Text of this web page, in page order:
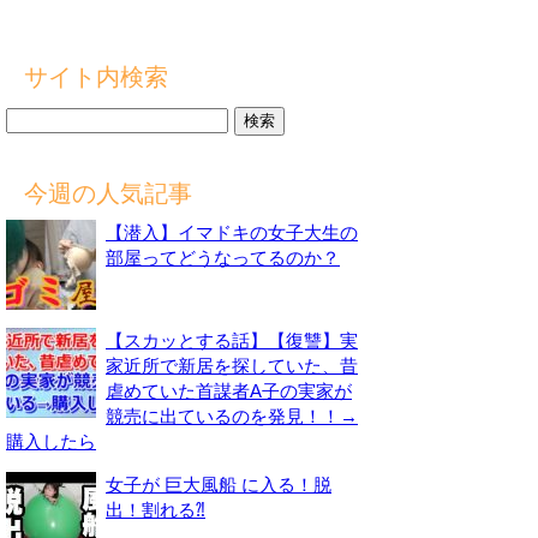
サイト内検索
今週の人気記事
【潜入】イマドキの女子大生の
部屋ってどうなってるのか？
【スカッとする話】【復讐】実
家近所で新居を探していた、昔
虐めていた首謀者A子の実家が
競売に出ているのを発見！！→
購入したら
女子が 巨大風船 に入る！脱
出！割れる⁈